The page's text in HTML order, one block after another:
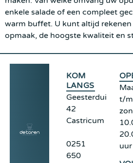
enkele salade of een compleet
warm buffet. U kunt altijd
opmaak, de hoogste kwaliteit en
KOM
LANGS
Geesterduinweg
42
Castricum
0251
650
t/m
uur